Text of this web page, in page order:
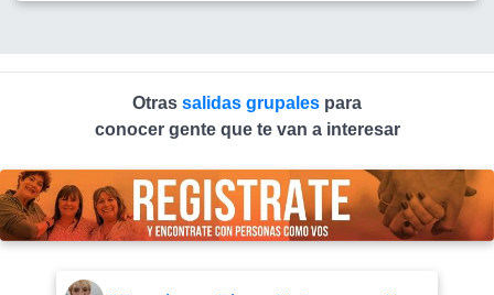
Otras salidas grupales para
conocer gente que te van a interesar